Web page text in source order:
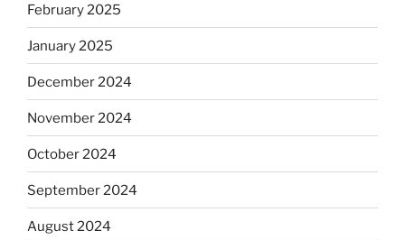
February 2025
January 2025
December 2024
November 2024
October 2024
September 2024
August 2024